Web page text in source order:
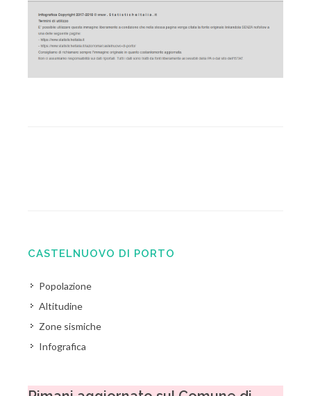
CASTELNUOVO DI PORTO
Popolazione
Altitudine
Zone sismiche
Infografica